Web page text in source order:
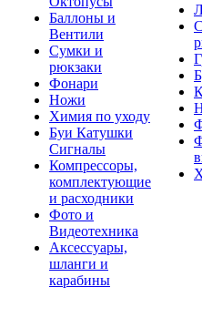
Баллоны и
Вентили
Сумки и
рюкзаки
Фонари
Ножи
Химия по уходу
Буи Катушки
Сигналы
Компрессоры,
комплектующие
и расходники
Фото и
Видеотехника
Аксессуары,
шланги и
карабины